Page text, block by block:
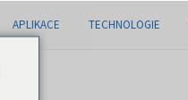
APLIKACE TECHNOLOGIE